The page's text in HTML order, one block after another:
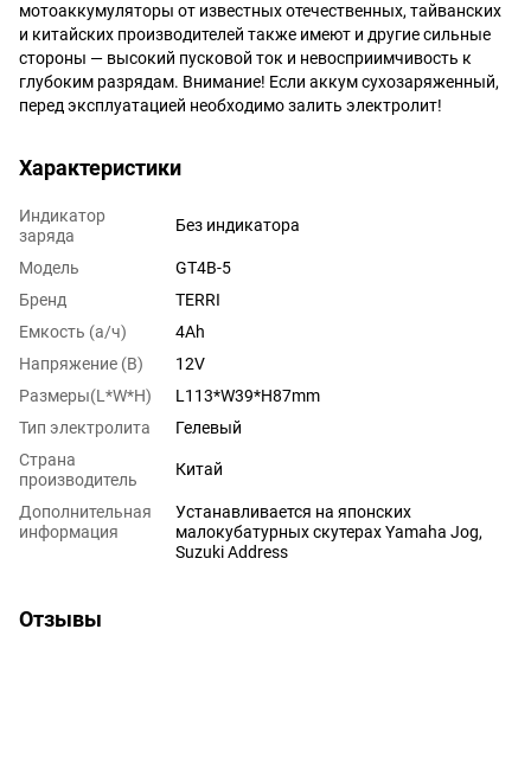
мотоаккумуляторы от известных отечественных, тайванских
и китайских производителей также имеют и другие сильные
стороны — высокий пусковой ток и невосприимчивость к
глубоким разрядам. Внимание! Если аккум сухозаряженный,
перед эксплуатацией необходимо залить электролит!
Характеристики
Индикатор
заряда
Без индикатора
Модель
GT4B-5
Бренд
TERRI
Емкость (а/ч)
4Аh
Напряжение (В)
12V
Размеры(L*W*H)
L113*W39*H87mm
Тип электролита
Гелевый
Страна
производитель
Китай
Дополнительная
информация
Устанавливается на японских
малокубатурных скутерах Yamaha Jog,
Suzuki Address
Отзывы